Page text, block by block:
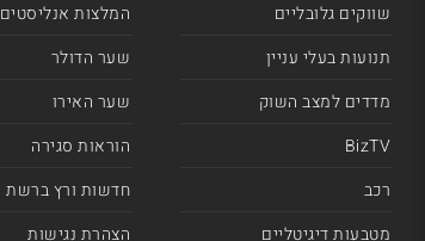
שווקים גלובליים
תנועות בעלי עניין
מדדים למצב השוק
BizTV
רכב
מטבעות דיגיטליים
המלצות אנליסטים
שער הדולר
שער האירו
הוראות סגירה
חדשות ורץ ברשת
הצהרת נגישות